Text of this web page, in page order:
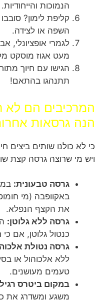
הנמוכות והייחודיות.
קליפת לימון?
השפה או לצידה.
לגמרי אופציונלי,
מעט אגוז מוסקט
הגישו עם חיוך
תתנהגו בהתאם!
המרכיבים הם לא
הנה גרסאות
כי לא כולנו שותים ביצים
ויש מי שרוצה גרסה קצת
גרסה טבעונית:
באקוופבה (מי
את הקצף הנפלא.
גרסה ללא גלוטן:
כנטול גלוטן, אם
גרסה נטולת
ללא אלכוהול או
טעמים מעושנים.
במקום ביטרס
משגע ומשדרג את